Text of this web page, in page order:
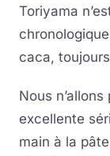
Toriyama
caca,
Nous
excellente
main à la